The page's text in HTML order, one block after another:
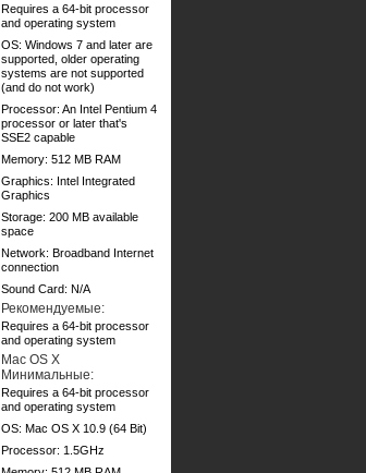
Requires a 64-bit processor
and operating system
OS: Windows 7 and later are
supported, older operating
systems are not supported
(and do not work)
Processor: An Intel Pentium 4
processor or later that's
SSE2 capable
Memory: 512 MB RAM
Graphics: Intel Integrated
Graphics
Storage: 200 MB available
space
Network: Broadband Internet
connection
Sound Card: N/A
Рекомендуемые:
Requires a 64-bit processor
and operating system
Mac OS X
Минимальные:
Requires a 64-bit processor
and operating system
OS: Mac OS X 10.9 (64 Bit)
Processor: 1.5GHz